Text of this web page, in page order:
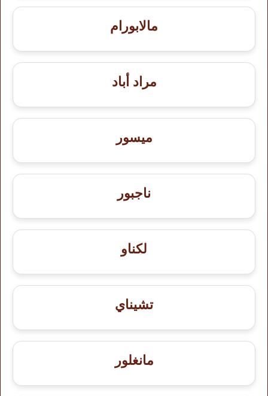
مالابورام
مراد أباد
ميسور
ناجبور
لكناو
تشيناي
مانغلور